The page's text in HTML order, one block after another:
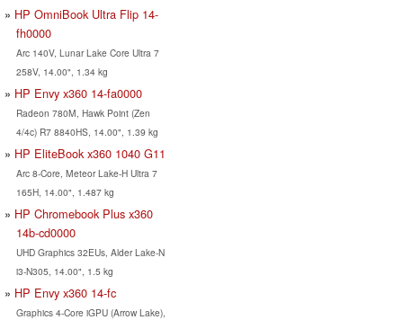
HP OmniBook Ultra Flip 14-
fh0000
Arc 140V, Lunar Lake Core Ultra 7
258V, 14.00", 1.34 kg
HP Envy x360 14-fa0000
Radeon 780M, Hawk Point (Zen
4/4c) R7 8840HS, 14.00", 1.39 kg
HP EliteBook x360 1040 G11
Arc 8-Core, Meteor Lake-H Ultra 7
165H, 14.00", 1.487 kg
HP Chromebook Plus x360
14b-cd0000
UHD Graphics 32EUs, Alder Lake-N
i3-N305, 14.00", 1.5 kg
HP Envy x360 14-fc
Graphics 4-Core iGPU (Arrow Lake),